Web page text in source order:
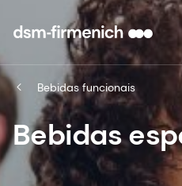
Bebidas funcionais
Bebidas